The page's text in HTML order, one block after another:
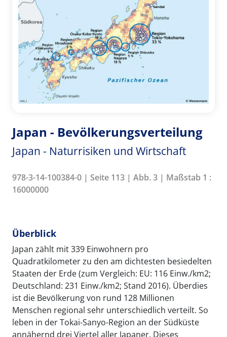
Japan - Bevölkerungsverteilung
Japan - Naturrisiken und Wirtschaft
978-3-14-100384-0 | Seite 113 | Abb. 3 | Maßstab 1 :
16000000
Überblick
Japan zählt mit 339 Einwohnern pro
Quadratkilometer zu den am dichtesten besiedelten
Staaten der Erde (zum Vergleich: EU: 116 Einw./km2;
Deutschland: 231 Einw./km2; Stand 2016). Überdies
ist die Bevölkerung von rund 128 Millionen
Menschen regional sehr unterschiedlich verteilt. So
leben in der Tokai-Sanyo-Region an der Südküste
annähernd drei Viertel aller Japaner. Dieses